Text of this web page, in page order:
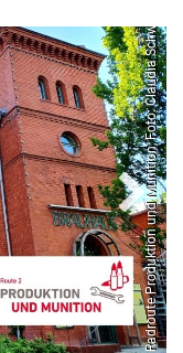
Radroute Produktion und Munition, Foto: Claudia Schwaier